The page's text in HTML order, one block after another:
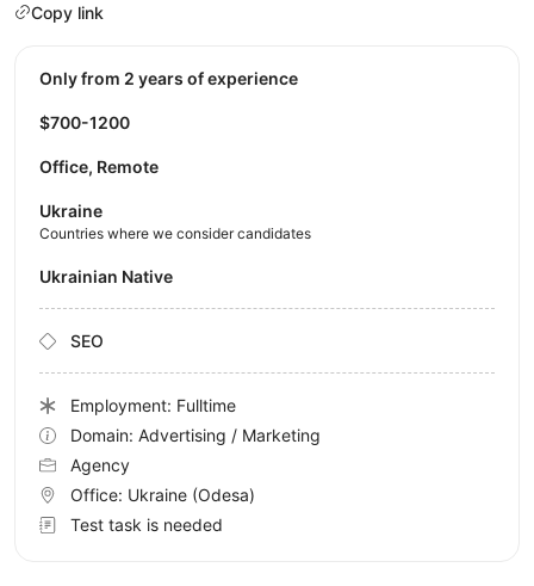
Copy link
Only from 2 years of experience
$700-1200
Office, Remote
Ukraine
Countries where we consider candidates
Ukrainian Native
SEO
Employment: Fulltime
Domain: Advertising / Marketing
Agency
Office: Ukraine (Odesa)
Test task is needed